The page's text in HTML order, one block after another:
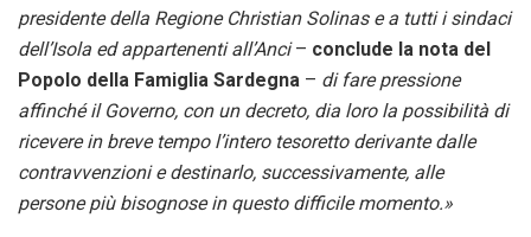
presidente della Regione Christian Solinas ea tutti i sindaci
dell’Isola ed appartenenti all’Anci– conclude la nota del
Popolo della Famiglia Sardegna – di fare pressione
affinché il Governo, con un decreto, dia loro la possibilità di
ricevere in breve tempo l’intero tesoretto derivante dalle
contravvenzioni e destinarlo, successivamente, alle
persone più bisognose in questo difficilemomento.»